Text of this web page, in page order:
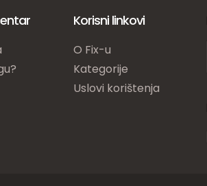
Korisni linkovi
O Fix-u
Kategorije
Uslovi korištenja